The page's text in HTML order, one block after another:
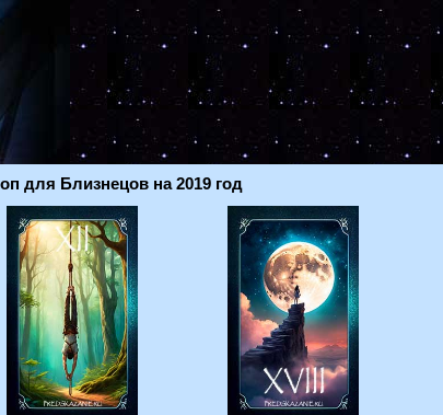
для Близнецов на 2019 год